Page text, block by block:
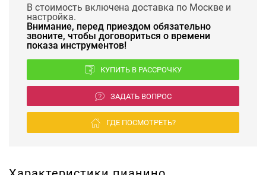
В стоимость включена доставка по Москве и
настройка.
Внимание, перед приездом обязательно
звоните, чтобы договориться о времени
показа инструментов!
КУПИТЬ В РАССРОЧКУ
ЗАДАТЬ ВОПРОС
ГДЕ ПОСМОТРЕТЬ?